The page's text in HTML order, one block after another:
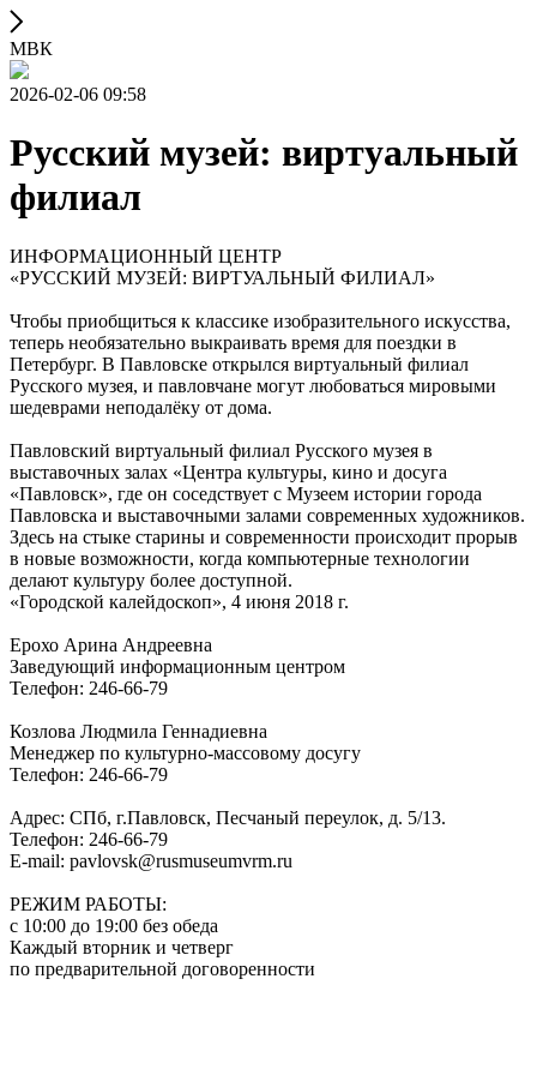
МВК
2026-02-06 09:58
Русский музей: виртуальный
филиал
ИНФОРМАЦИОННЫЙ ЦЕНТР
«РУССКИЙ МУЗЕЙ: ВИРТУАЛЬНЫЙ ФИЛИАЛ»
Чтобы приобщиться к классике изобразительного искусства,
теперь необязательно выкраивать время для поездки в
Петербург. В Павловске открылся виртуальный филиал
Русского музея, и павловчане могут любоваться мировыми
шедеврами неподалёку от дома.
Павловский виртуальный филиал Русского музея в
выставочных залах «Центра культуры, кино и досуга
«Павловск», где он соседствует с Музеем истории города
Павловска и выставочными залами современных художников.
Здесь на стыке старины и современности происходит прорыв
в новые возможности, когда компьютерные технологии
делают культуру более доступной.
«Городской калейдоскоп», 4 июня 2018 г.
Ерохо Арина Андреевна
Заведующий информационным центром
Телефон: 246-66-79
Козлова Людмила Геннадиевна
Менеджер по культурно-массовому досугу
Телефон: 246-66-79
Адрес: СПб, г.Павловск, Песчаный переулок, д. 5/13.
Телефон: 246-66-79
Е-mail: pavlovsk@rusmuseumvrm.ru
РЕЖИМ РАБОТЫ:
с 10:00 до 19:00 без обеда
Каждый вторник и четверг
по предварительной договоренности